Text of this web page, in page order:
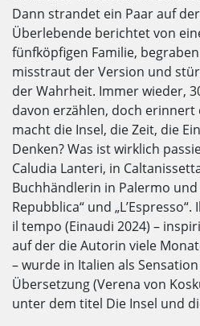
Dann strandet ein Paar auf
Überlebende berichtet von
fünfköpfigen Familie,
misstraut der Version und
der Wahrheit. Immer wieder,
davon erzählen, doch erinnert
macht die Insel, die Zeit, die
Denken? Was ist wirklich
Caludia Lanteri, in
Buchhändlerin in Palermo
Repubblica“ und
il tempo (Einaudi 2024) –
auf der die Autorin viele
– wurde in Italien als
Übersetzung (Verena von
unter dem titel Die Insel und